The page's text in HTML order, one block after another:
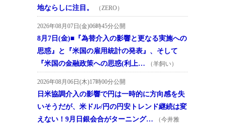
地ならしに注目。
（ZERO）
2026年08月07日(金)06時45分公開
8月7日(金)■『為替介入の影響と更なる実施への
思惑』と『米国の雇用統計の発表』、そして
『米国の金融政策への思惑(利上…
（羊飼い）
2026年08月06日(木)17時00分公開
日米協調介入の影響で円は一時的に方向感を失
いそうだが、米ドル/円の円安トレンド継続は変
えない！9月日銀会合がターニング…
（今井雅